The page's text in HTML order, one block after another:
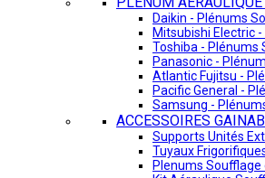
Daikin - Plénums
Mitsubishi Electric
Toshiba - Plénums
Panasonic -
Atlantic Fujitsu -
Pacific General -
Samsung -
ACCESSOIRES
Supports Unités
Tuyaux
Plenums Soufflage